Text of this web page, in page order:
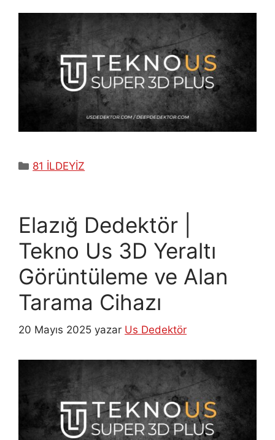
Kategoriler
81 İLDEYİZ
Elazığ Dedektör |
Tekno Us 3D Yeraltı
Görüntüleme ve Alan
Tarama Cihazı
20 Mayıs 2025 yazar Us Dedektör